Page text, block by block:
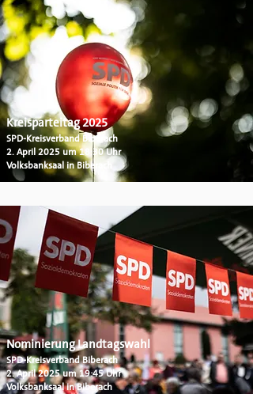
Kreisparteitag 2025
SPD-Kreisverband Biberach
2. April 2025 um 18:30 Uhr
Volksbanksaal in Biberach
Nominierung Landtagswahl
SPD-Kreisverband Biberach
2. April 2025 um 19:45 Uhr
Volksbanksaal in Biberach